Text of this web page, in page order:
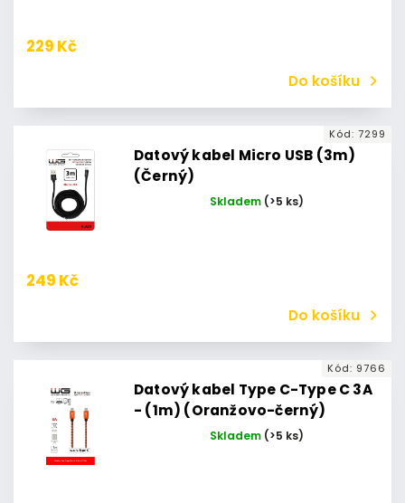
229 Kč
Do košíku
Datový kabel Micro USB (3m)
(Černý)
Skladem (>5 ks)
249 Kč
Do košíku
Kód: 7299
Datový kabel Type C-Type C 3A
- (1m) (Oranžovo-černý)
Skladem (>5 ks)
Kód: 9766